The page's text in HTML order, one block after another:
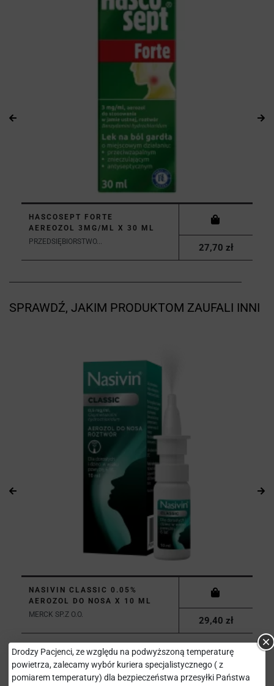
HASCOSEPT FORTE
AEREOZOL 3MG/ML X 30 ML
PRZEDSIĘBIORSTWO...
27,70 zł
SPRAWDŹ, JAKIM PRODUKTOM ZAUFALI INNI
NASIVIN CLASSIC 0.05%
AEROZOL DO NOSA X 10 ML
MERCK SP.Z O.O.
29,40 zł
Drodzy Pacjenci, ze względu na podwyższoną temperaturę
powietrza, zalecamy wybór kuriera specjalistycznego ( z
pomiarem temperatury) dla bezpieczeństwa przesyłki Państwa